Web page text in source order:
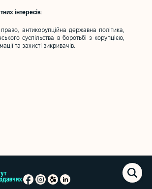
інтересів:
право, антикорупційна державна політика,
суспільства в боротьбі з корупцією,
та захисті викривачів.